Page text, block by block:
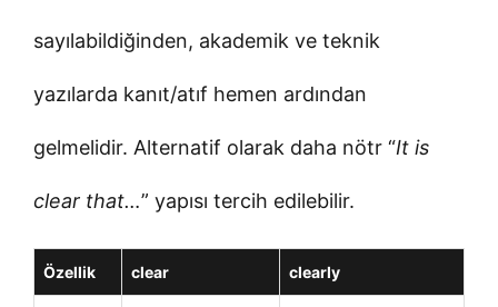
sayılabildiğinden, akademik ve teknik
yazılarda kanıt/atıf hemen ardından
gelmelidir. Alternatif olarak daha nötr “It is
clear that…” yapısı tercih edilebilir.
Özellik clear clearly